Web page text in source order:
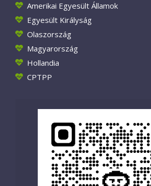
Amerikai Egyesült Államok
Egyesült Királyság
Olaszország
Magyarország
Hollandia
CPTPP